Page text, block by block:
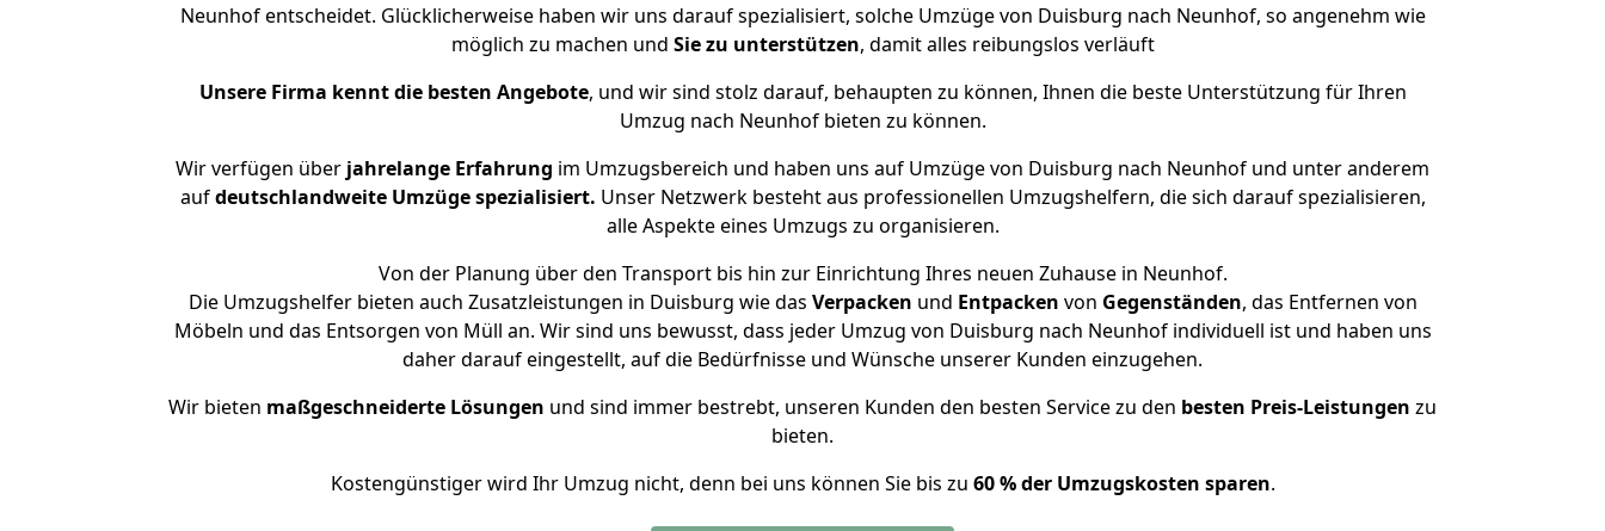
Neunhof entscheidet. Glücklicherweise haben wir uns darauf spezialisiert, solche Umzüge von Duisburg nach Neunhof, so angenehm wie
möglich zu machen und Sie zu unterstützen, damit alles reibungslos verläuft
Unsere Firma kennt die besten Angebote, und wir sind stolz darauf, behaupten zu können, Ihnen die beste Unterstützung für Ihren
Umzug nach Neunhof bieten zu können.
Wir verfügen über jahrelange Erfahrung im Umzugsbereich und haben uns auf Umzüge von Duisburg nach Neunhof und unter anderem
aufdeutschlandweite Umzüge spezialisiert. Unser Netzwerk besteht aus professionellen Umzugshelfern, die sich darauf spezialisieren,
alle Aspekte eines Umzugs zu organisieren.
Von der Planung über den Transport bis hin zur Einrichtung Ihres neuen Zuhause in Neunhof.
Die Umzugshelfer bieten auch Zusatzleistungen in Duisburg wie das Verpacken und Entpacken von Gegenständen, das Entfernen von
Möbeln und das Entsorgen von Müll an. Wir sind uns bewusst, dass jeder Umzug von Duisburg nach Neunhof individuell ist und haben uns
daher darauf eingestellt, auf die Bedürfnisse und Wünsche unserer Kunden einzugehen.
Wir bieten maßgeschneiderte Lösungen und sind immer bestrebt, unseren Kunden den besten Service zu den besten Preis-Leistungen zu
bieten.
Kostengünstiger wird Ihr Umzug nicht, denn bei uns können Sie bis zu 60 % der Umzugskosten sparen.